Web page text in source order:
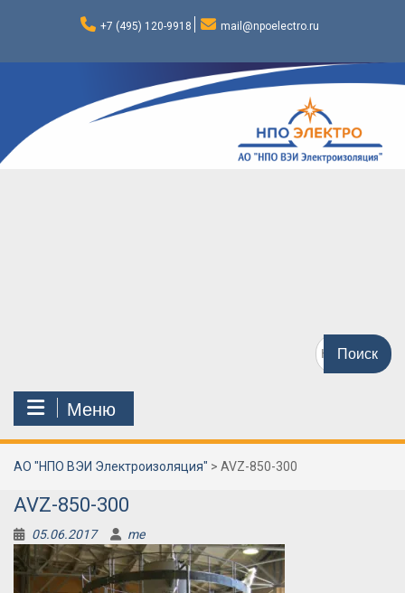
+7 (495) 120-9918 mail@npoelectro.ru
Поиск
по:
Меню
АО "НПО ВЭИ Электроизоляция" > AVZ-850-300
AVZ-850-300
05.06.2017 me